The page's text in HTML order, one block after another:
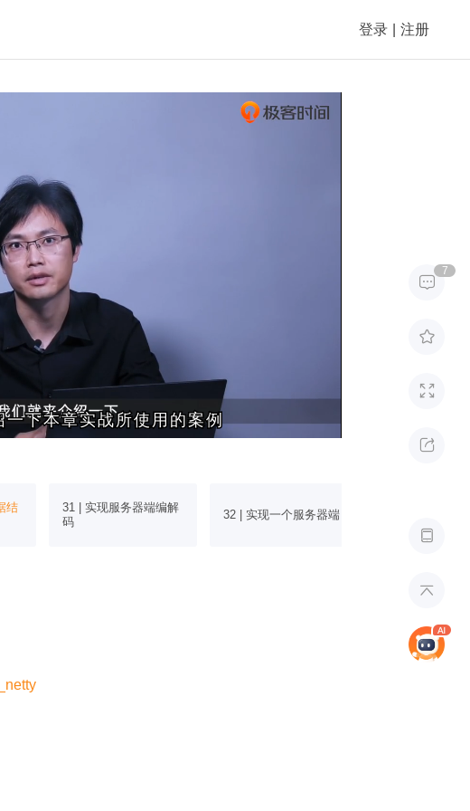
登录 注册

7





一下本章实战所使用的案例
一下本章实战所使用的案例
结
31 | 实现服务器端编解
码
32 | 实现一个服务器端